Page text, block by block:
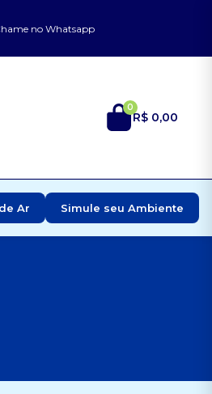
no Whatsapp
0
R$ 0,00
Ar Simule seu Ambiente